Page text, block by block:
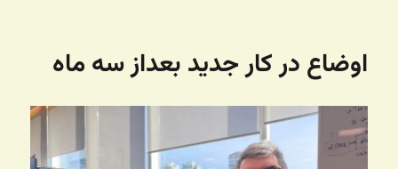
اوضاع در کار جدید بعداز سه ماه